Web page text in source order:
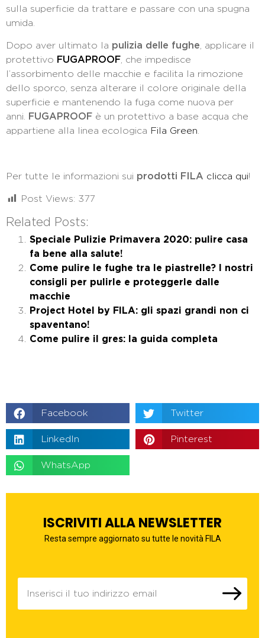
sulla superficie da trattare e passare con una spugna
umida.
Dopo aver ultimato la pulizia delle fughe , applicare il
protettivo FUGAPROOF , che impedisce
l’assorbimento delle macchie e facilita la rimozione
dello sporco, senza alterare il colore originale della
superficie e mantenendo la fuga come nuova per
anni.
FUGAPROOF è un protettivo a base acqua che
appartiene alla linea ecologica Fila Green
Per tutte le informazioni sui prodotti FILA clicca qui!
Post Views: 377
Related Posts:
Speciale Pulizie Primavera 2020: pulire casa
fa bene alla salute!
Come pulire le fughe tra le piastrelle? I nostri
consigli per pulirle e proteggerle dalle
macchie
Project Hotel by FILA: gli spazi grandi non ci
spaventano!
Come pulire il gres: la guida completa
Facebook Twitter
LinkedIn Pinterest
WhatsApp
ISCRIVITI ALLA NEWSLETTER
Resta sempre aggiornato su tutte le novità FILA